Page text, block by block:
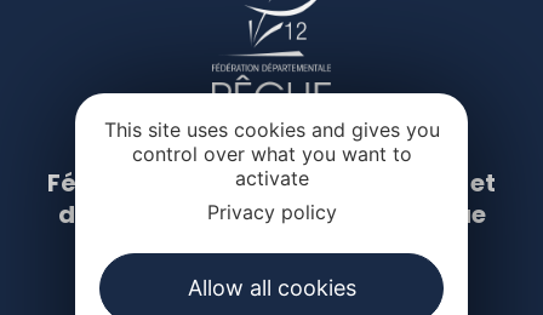
Fédération de l’Aveyron de Pêche et
de protection du milieu aquatique
Moulin de la Gascarie
This site uses cookies and gives you
control over what you want to
activate
Privacy policy
Allow all cookies